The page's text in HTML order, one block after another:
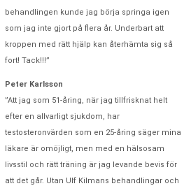
behandlingen kunde jag börja springa igen
som jag inte gjort på flera år. Underbart att
kroppen med rätt hjälp kan återhämta sig så
fort! Tack!!!”
Peter Karlsson
”Att jag som 51-åring, när jag tillfrisknat helt
efter en allvarligt sjukdom, har
testosteronvärden som en 25-åring säger mina
läkare är omöjligt, men med en hälsosam
livsstil och rätt träning är jag levande bevis för
att det går. Utan Ulf Kilmans behandlingar och